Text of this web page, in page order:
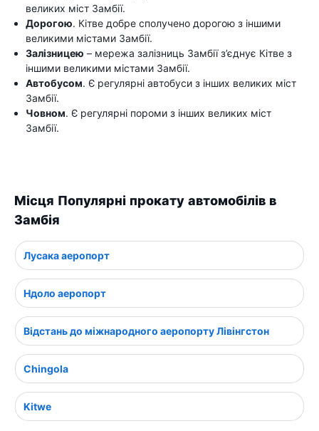
великих міст Замбії.
Дорогою. Кітве добре сполучено дорогою з іншими
великими містами Замбії.
Залізницею – мережа залізниць Замбії з’єднує Кітве з
іншими великими містами Замбії.
Автобусом. Є регулярні автобуси з інших великих міст
Замбії.
Човном. Є регулярні пороми з інших великих міст
Замбії.
Місця Популярні прокату автомобілів в
Замбія
Лусака аеропорт
Ндоло аеропорт
Відстань до міжнародного аеропорту Лівінгстон
Chingola
Kitwe